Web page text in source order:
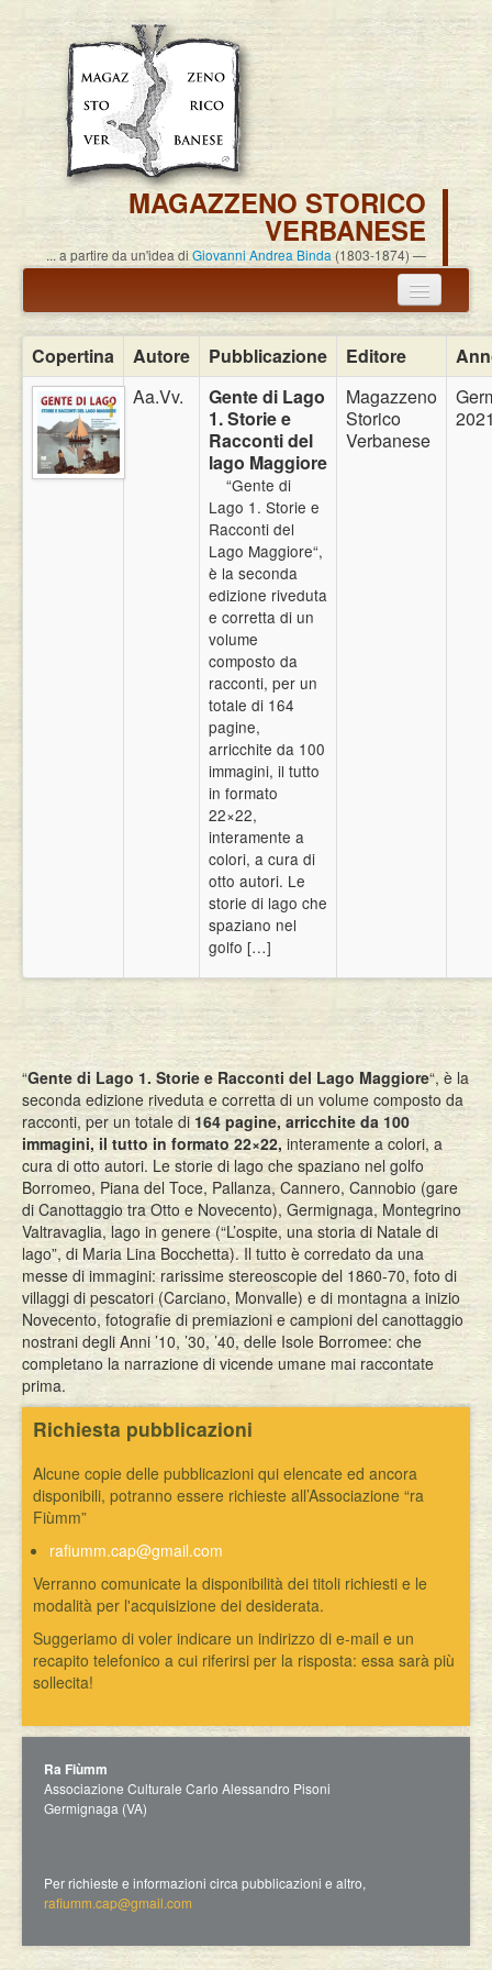
MAGAZZENO STORICO
VERBANESE
... a partire da un'idea di Giovanni Andrea Binda (1803-1874)
Annuncio termine attività
Carlo Alessandro Pisoni
Associazione
Pubblicazioni
Copertina Autore Pubblicazione Editore
Aa.Vv.
Gente di Lago
1. Storie e
Racconti del
lago Maggiore
“Gente di
Lago 1. Storie e
Racconti del
Lago Maggiore“,
è la seconda
edizione riveduta
e corretta di un
volume
composto da
racconti, per un
totale di 164
pagine,
arricchite da 100
immagini, il tutto
in formato
22×22,
interamente a
colori, a cura di
otto autori. Le
storie di lago che
spaziano nel
golfo […]
Magazzeno
Storico
Verbanese
“Gente di Lago 1. Storie e Racconti del Lago Maggiore“, è la
seconda edizione riveduta e corretta di un volume composto da
racconti, per un totale di164 pagine, arricchite da 100
immagini, il tutto in formato 22×22, interamente a colori, a
cura di otto autori. Le storie di lago che spaziano nel golfo
Borromeo, Piana del Toce, Pallanza, Cannero, Cannobio (gare
di Canottaggio tra Otto e Novecento), Germignaga, Montegrino
Valtravaglia, lago in genere (“L’ospite, una storia di Natale di
lago”, di Maria Lina Bocchetta). Il tutto è corredato da una
messe di immagini: rarissime stereoscopie del 1860-70, foto di
villaggi di pescatori (Carciano, Monvalle) e di montagna a inizio
Novecento, fotografie di premiazioni e campioni del canottaggio
nostrani degli Anni ’10, ’30, ’40, delle Isole Borromee: che
completano la narrazione di vicende umane mai raccontate
prima.
Richiesta pubblicazioni
Alcune copie delle pubblicazioni qui elencate ed ancora
disponibili, potranno essere richieste all’Associazione “ra
Fiùmm”
rafiumm.cap@gmail.com
Verranno comunicate la disponibilità dei titoli richiesti e le
modalità per l'acquisizione dei desiderata.
Suggeriamo di voler indicare un indirizzo di e-mail e un
recapito telefonico a cui riferirsi per la risposta: essa sarà più
sollecita!
Ra Fiùmm
Associazione Culturale Carlo Alessandro Pisoni
Germignaga (VA)
Per richieste e informazioni circa pubblicazioni e altro,
rafiumm.cap@gmail.com